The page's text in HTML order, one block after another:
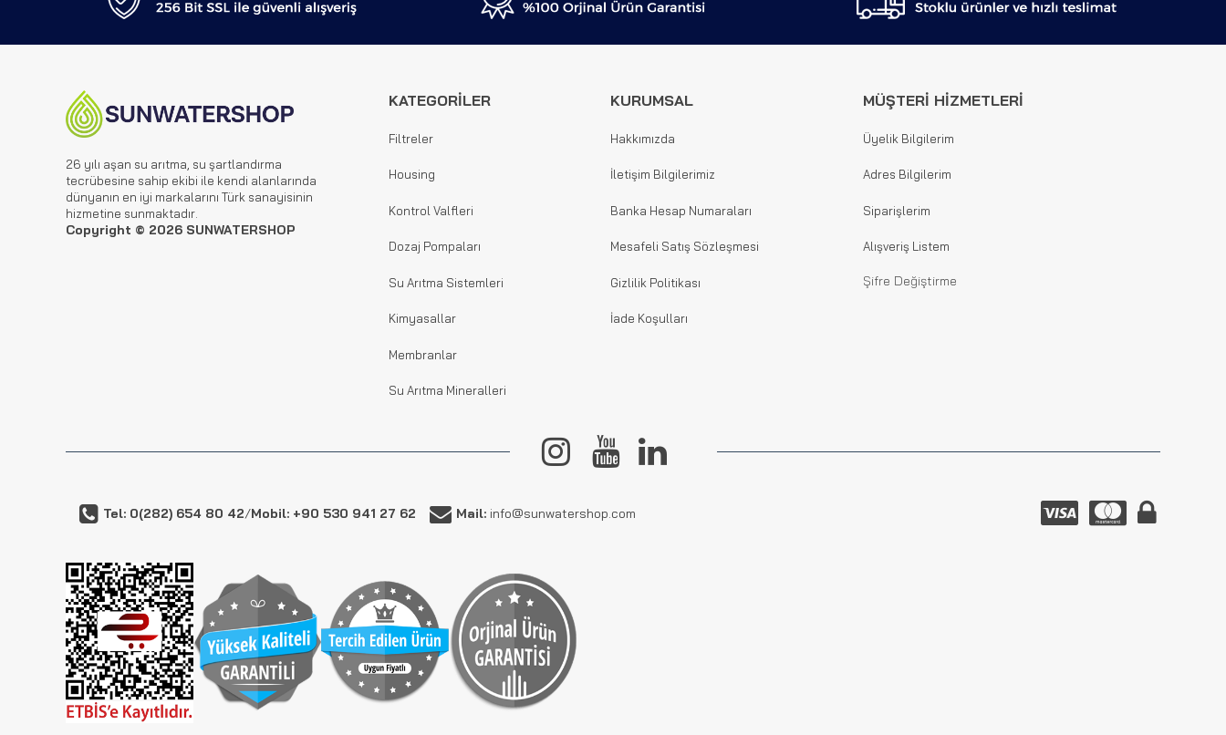
26 yılı aşan su arıtma, su şartlandırma
tecrübesine sahip ekibi ile kendi alanlarında
dünyanın en iyi markalarını Türk sanayisinin
hizmetine sunmaktadır.
Copyright © 2026 SUNWATERSHOP
KATEGORİLER
Filtreler
Housing
Kontrol Valfleri
Dozaj Pompaları
Su Arıtma Sistemleri
Kimyasallar
Membranlar
Su Arıtma Mineralleri
KURUMSAL
Hakkımızda
İletişim Bilgilerimiz
Banka Hesap Numaraları
Mesafeli Satış Sözleşmesi
Gizlilik Politikası
İade Koşulları
MÜŞTERİ HİZMETLERİ
Üyelik Bilgilerim
Adres Bilgilerim
Siparişlerim
Alışveriş Listem
Şifre Değiştirme
Tel: 0(282) 654 80 42/Mobil: +90 530 941 27 62 Mail: info@sunwatershop.com